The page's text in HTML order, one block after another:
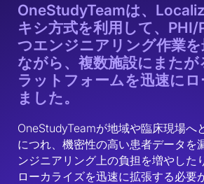
OneStudyTeamは、
キシ方式を利用して、PHI/
つエンジニアリング作業を
ながら、複数施設にまたが
ラットフォームを迅速に
ました。
OneStudyTeamが地域や臨床現場へ
につれ、機密性の高い患者データを
ンジニアリング上の負担を増やした
ローカライズを迅速に拡張する必要